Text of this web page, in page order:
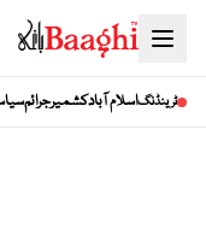
ٹرینڈنگاسلام آبادکشمیرجرائم